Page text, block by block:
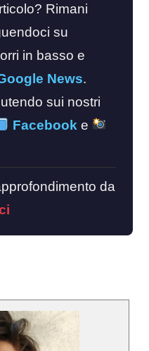
Rimani
su
in basso e
News.
sui nostri
Facebook e
da